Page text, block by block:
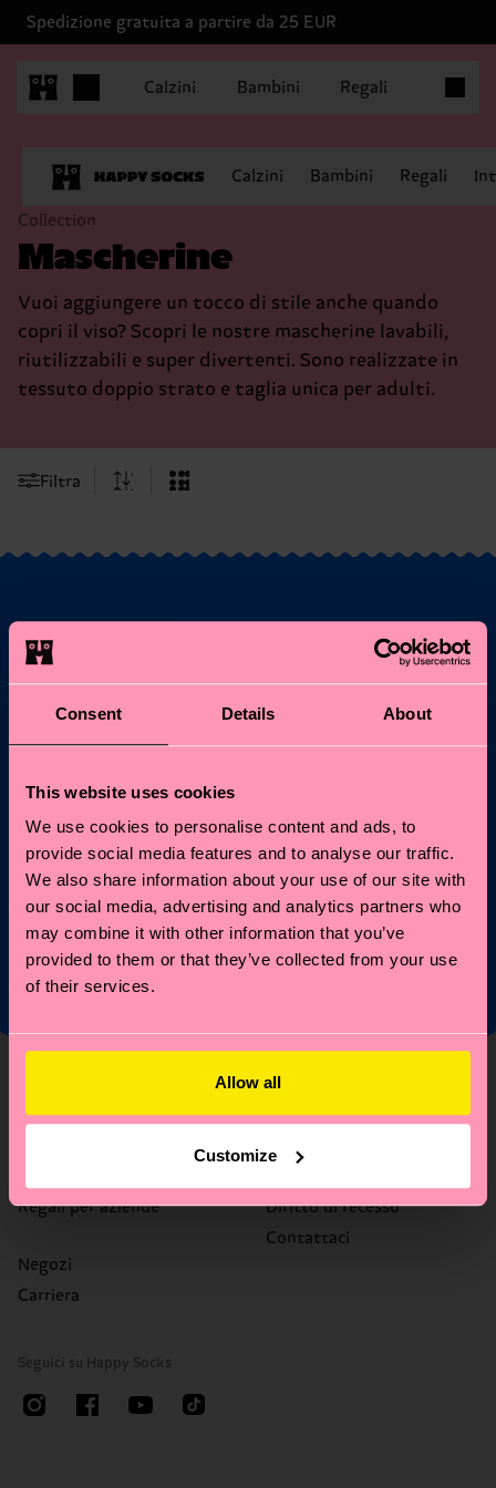
Consent Details About
This website uses cookies
We use cookies to personalise content and ads, to
provide social media features and to analyse our traffic.
We also share information about your use of our site with
our social media, advertising and analytics partners who
may combine it with other information that you’ve
provided to them or that they’ve collected from your use
of their services.
Allow all
Customize
Spedizione gratuita a partire da 25 EUR
Calzini Bambini Regali
Calzini Bambini Regali
Collection
Mascherine
Vuoi aggiungere un tocco di stile anche quando
copri il viso? Scopri le nostre mascherine lavabili,
riutilizzabili e super divertenti. Sono realizzate in
tessuto doppio strato e taglia unica per adulti.
Filtra
Vuoi il 10% di sconto
sul tuo primo ordine?
Entra nel mondo Happy Socks: ricevi subito il 10% di
Iscriviti
*Non cumulabile con altre promozioni né valido su Special
Editions o articoli in saldo.Iscrivendoti, accetti la nostra
Informativa sulla privacy.
Chi siamo
Regali per aziende
Negozi
Carriera
FAQ
Diritto di recesso
Contattaci
Seguici su Happy Socks